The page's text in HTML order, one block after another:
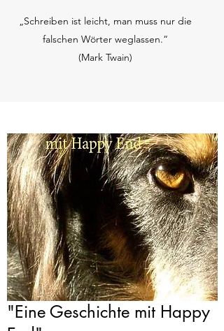
„Schreiben ist leicht, man muss nur die
falschen Wörter weglassen.“
(Mark Twain)
"Eine Geschichte mit Happy